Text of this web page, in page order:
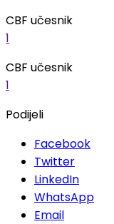
CBF učesnik
1
CBF učesnik
1
Podijeli
Facebook
Twitter
LinkedIn
WhatsApp
Email